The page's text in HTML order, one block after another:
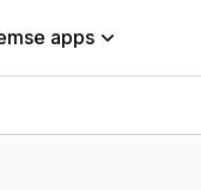
apps